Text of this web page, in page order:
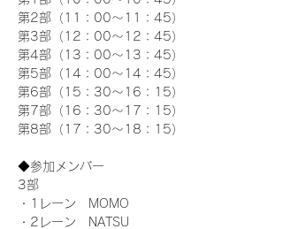
第2部（11：00～11：45）
第3部（12：00～12：45）
第4部（13：00～13：45）
第5部（14：00～14：45）
第6部（15：30～16：15）
第7部（16：30～17：15）
第8部（17：30～18：15）
◆参加メンバー
3部
・1レーン　MOMO
・2レーン　NATSU